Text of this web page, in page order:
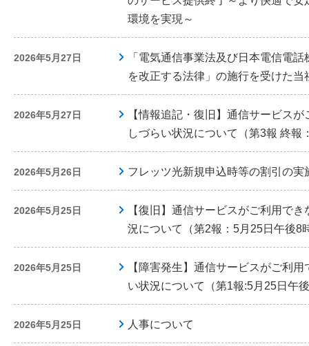
環境を実現～
2026年5月27日
「電気通信事業法及び日本電信電
を改正する法律」の施行を受けた当
2026年5月27日
【情報追記・復旧】通信サービス
しづらい状況について（第3報 終報
2026年5月26日 フレッツ光新規申込時等の割引の実
2026年5月25日
【復旧】通信サービスがご利用で
況について（第2報：5月25日午後8
2026年5月25日
【障害発生】通信サービスがご利
い状況について（第1報:5月25日午
2026年5月25日 人事について